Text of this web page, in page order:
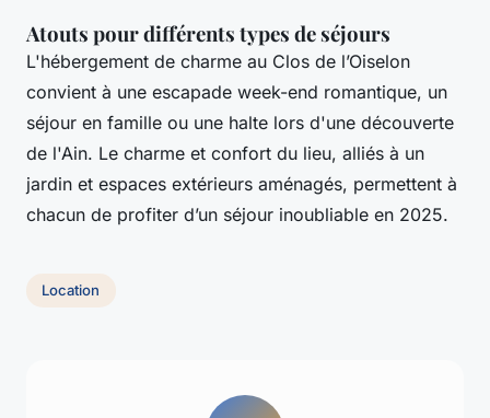
Atouts pour différents types de séjours
L'hébergement de charme au Clos de l’Oiselon
convient à une escapade week-end romantique, un
séjour en famille ou une halte lors d'une découverte
de l'Ain. Le charme et confort du lieu, alliés à un
jardin et espaces extérieurs aménagés, permettent à
chacun de profiter d’un séjour inoubliable en 2025.
Location